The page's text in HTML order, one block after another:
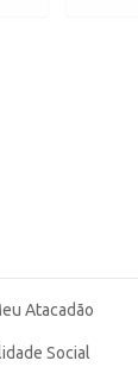
Atacadão
Social